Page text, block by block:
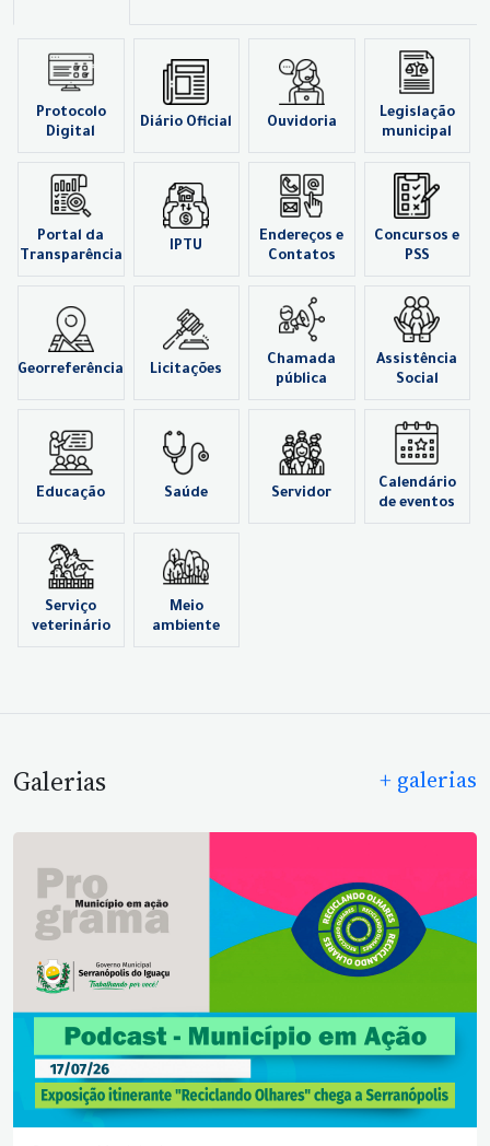
Protocolo
Digital
Diário Oficial Ouvidoria
Legislação
municipal
Portal da
Transparência
IPTU
Endereços e
Contatos
Concursos e
PSS
Georreferência Licitações
Chamada
pública
Assistência
Social
Educação Saúde Servidor
Calendário
de eventos
Serviço
veterinário
Meio
ambiente
Galerias + galerias